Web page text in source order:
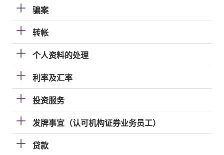
骗案
转帐
个人资料的处理
利率及汇率
投资服务
发牌事宜（认可机构证券业务员工）
贷款